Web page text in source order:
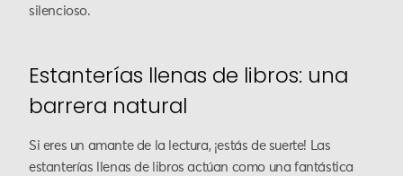
silencioso.
Estanterías llenas de libros: una
barrera natural
Si eres un amante de la lectura, ¡estás de suerte! Las
estanterías llenas de libros actúan como una fantástica